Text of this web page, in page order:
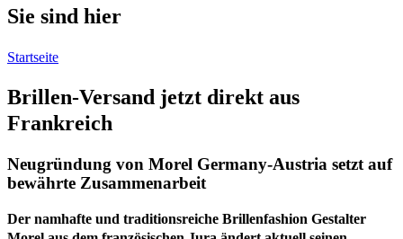
Sie sind hier
Startseite
Brillen-Versand jetzt direkt aus
Frankreich
Neugründung von Morel Germany-Austria setzt auf
bewährte Zusammenarbeit
Der namhafte und traditionsreiche Brillenfashion Gestalter